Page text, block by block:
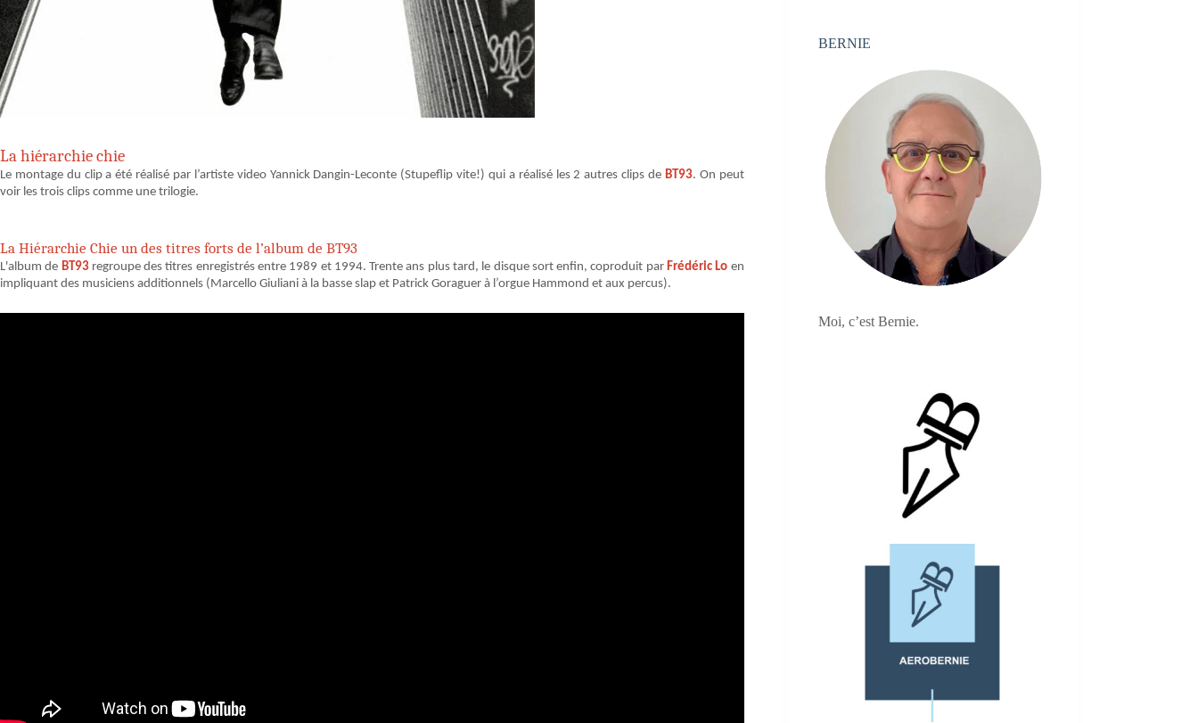
La hiérarchie chie
Le montage du clip a été réalisé par l’artiste video Yannick Dangin-Leconte (Stupeflip vite!) qui a réalisé les 2 autres clips de BT93. On peut
voir les trois clips comme une trilogie.
La Hiérarchie Chie un des titres forts de l’album de BT93
L'album de BT93regroupe des titres enregistrés entre 1989 et 1994. Trente ans plus tard, le disque sort enfin, coproduit par Frédéric Lo en
impliquant des musiciens additionnels (Marcello Giuliani à la basse slap et Patrick Goraguer à l’orgue Hammond et aux percus).
BERNIE
Moi, c’est Bernie.